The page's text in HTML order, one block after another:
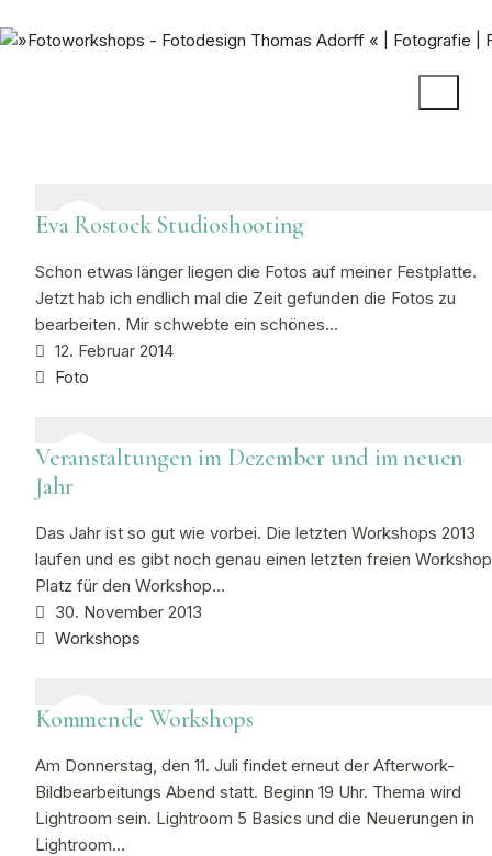
Eva Rostock Studioshooting
Schon etwas länger liegen die Fotos auf meiner Festplatte.
Jetzt hab ich endlich mal die Zeit gefunden die Fotos zu
bearbeiten. Mir schwebte ein schönes…
12. Februar 2014
Foto
Veranstaltungen im Dezember und im neuen
Jahr
Das Jahr ist so gut wie vorbei. Die letzten Workshops 2013
laufen und es gibt noch genau einen letzten freien Workshop
Platz für den Workshop…
30. November 2013
Workshops
Kommende Workshops
Am Donnerstag, den 11. Juli findet erneut der Afterwork-
Bildbearbeitungs Abend statt. Beginn 19 Uhr. Thema wird
Lightroom sein. Lightroom 5 Basics und die Neuerungen in
Lightroom…